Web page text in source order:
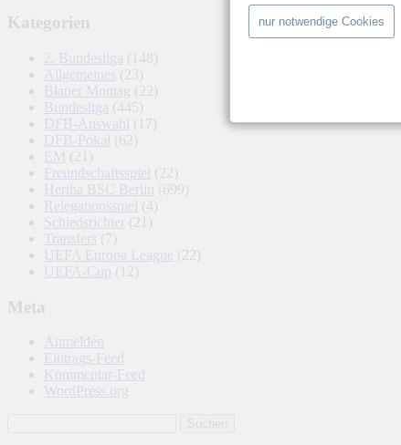
Kategorien
2. Bundesliga (148)
Allgemeines (23)
Blauer Montag (22)
Bundesliga (445)
DFB-Auswahl
(17)
DFB-Pokal (62)
EM (21)
Freundschaftsspiel (22)
Hertha BSC Berlin
(699)
Relegationsspiel (4)
Schiedsrichter
(21)
Transfers (7)
UEFA Europa League (22)
UEFA-Cup (12)
Meta
Anmelden
Eintrags-Feed
Kommentar-Feed
WordPress.org
nur notwendige Cookies